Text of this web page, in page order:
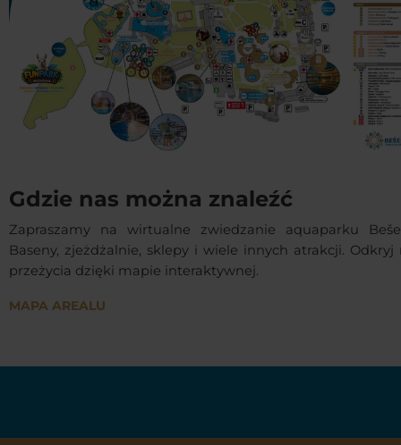
Gdzie nas można znaleźć
Zapraszamy na wirtualne zwiedzanie aquaparku
Baseny, zjeżdżalnie, sklepy i wiele innych atrakcji. Odkryj
przeżycia dzięki mapie interaktywnej.
MAPA AREALU